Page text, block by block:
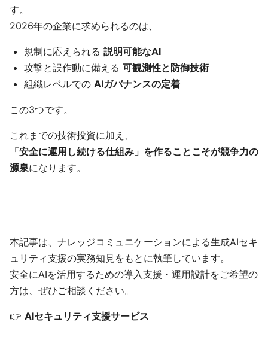
す。
2026年の企業に求められるのは、
規制に応えられる 説明可能なAI
攻撃と誤作動に備える 可観測性と防御技術
組織レベルでの AIガバナンスの定着
この3つです。
これまでの技術投資に加え、
「安全に運用し続ける仕組み」を作ることこそが競争力の
源泉になります。
本記事は、ナレッジコミュニケーションによる生成AIセキ
ュリティ支援の実務知見をもとに執筆しています。
安全にAIを活用するための導入支援・運用設計をご希望の
方は、ぜひご相談ください。
👉 AIセキュリティ支援サービス